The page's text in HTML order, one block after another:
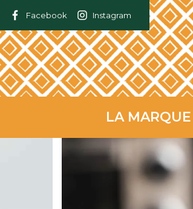
Facebook Instagram
LA MARQUE